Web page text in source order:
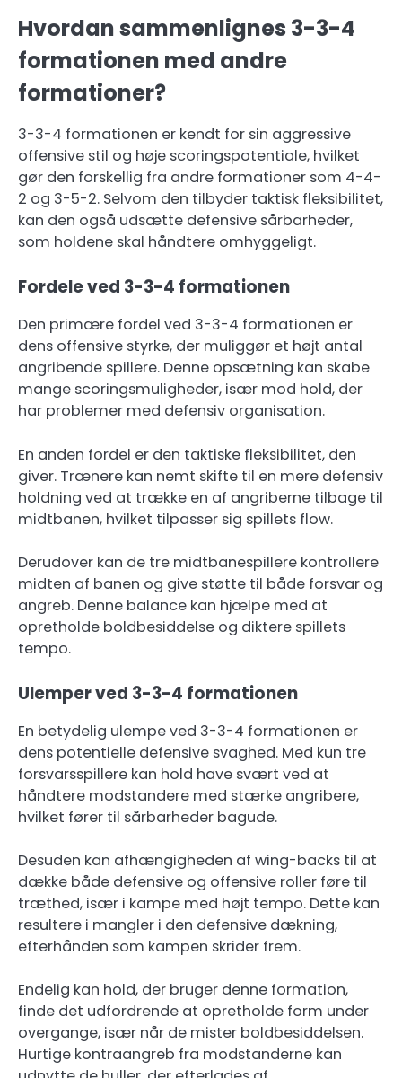
Hvordan sammenlignes 3-3-4
formationen med andre
formationer?
3-3-4 formationen er kendt for sin aggressive
offensive stil og høje scoringspotentiale, hvilket
gør den forskellig fra andre formationer som 4-4-
2 og 3-5-2. Selvom den tilbyder taktisk fleksibilitet,
kan den også udsætte defensive sårbarheder,
som holdene skal håndtere omhyggeligt.
Fordele ved 3-3-4 formationen
Den primære fordel ved 3-3-4 formationen er
dens offensive styrke, der muliggør et højt antal
angribende spillere. Denne opsætning kan skabe
mange scoringsmuligheder, især mod hold, der
har problemer med defensiv organisation.
En anden fordel er den taktiske fleksibilitet, den
giver. Trænere kan nemt skifte til en mere defensiv
holdning ved at trække en af angriberne tilbage til
midtbanen, hvilket tilpasser sig spillets flow.
Derudover kan de tre midtbanespillere kontrollere
midten af banen og give støtte til både forsvar og
angreb. Denne balance kan hjælpe med at
opretholde boldbesiddelse og diktere spillets
tempo.
Ulemper ved 3-3-4 formationen
En betydelig ulempe ved 3-3-4 formationen er
dens potentielle defensive svaghed. Med kun tre
forsvarsspillere kan hold have svært ved at
håndtere modstandere med stærke angribere,
hvilket fører til sårbarheder bagude.
Desuden kan afhængigheden af wing-backs til at
dække både defensive og offensive roller føre til
træthed, især i kampe med højt tempo. Dette kan
resultere i mangler i den defensive dækning,
efterhånden som kampen skrider frem.
Endelig kan hold, der bruger denne formation,
finde det udfordrende at opretholde form under
overgange, især når de mister boldbesiddelsen.
Hurtige kontraangreb fra modstanderne kan